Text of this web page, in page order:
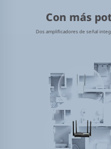
Con más
Dos amplificadores de señal